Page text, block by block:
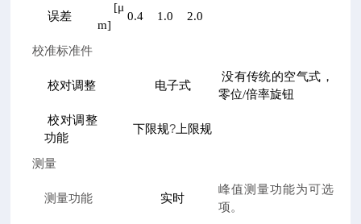
误差
[μ
m]
0.4 1.0 2.0
校准标准件
校对调整 电子式
没有传统的空气式，
零位/倍率旋钮
校对调整
功能
下限规? 上限规
测量
测量功能 实时
峰值测量功能为可选
项。